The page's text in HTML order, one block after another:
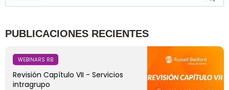
PUBLICACIONES RECIENTES
WEBINARS RB
Revisión Capítulo VII - Servicios
intragrupo